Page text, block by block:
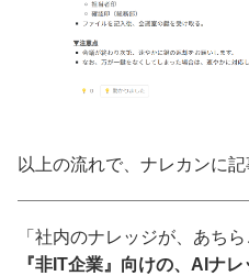
以上の流れで、ナレカンに記
「社内のナレッジが、あち
『非IT企業』向けの、AIナ